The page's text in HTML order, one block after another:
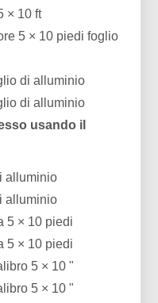
× 10 ft
5 × 10 piedi foglio
di alluminio
di alluminio
usando il
alluminio
alluminio
5 × 10 piedi
5 × 10 piedi
5 × 10 "
5 × 10 "